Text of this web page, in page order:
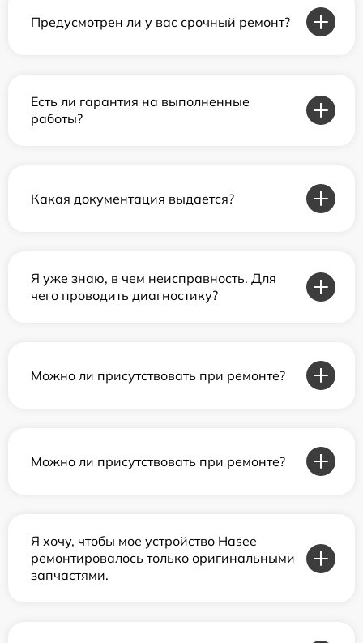
Предусмотрен ли у вас срочный ремонт?
Есть ли гарантия на выполненные
работы?
Какая документация выдается?
Я уже знаю, в чем неисправность. Для
чего проводить диагностику?
Можно ли присутствовать при ремонте?
Можно ли присутствовать при ремонте?
Я хочу, чтобы мое устройство Hasee
ремонтировалось только оригинальными
запчастями.